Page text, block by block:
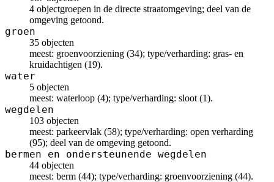
4 objectgroepen in de directe straatomgeving; deel van de
omgeving getoond.
groen
35 objecten
meest: groenvoorziening (34); type/verharding: gras- en
kruidachtigen (19).
water
5 objecten
meest: waterloop (4); type/verharding: sloot (1).
wegdelen
103 objecten
meest: parkeervlak (58); type/verharding: open verharding
(95); deel van de omgeving getoond.
bermen en ondersteunende wegdelen
44 objecten
meest: berm (44); type/verharding: groenvoorziening (44).